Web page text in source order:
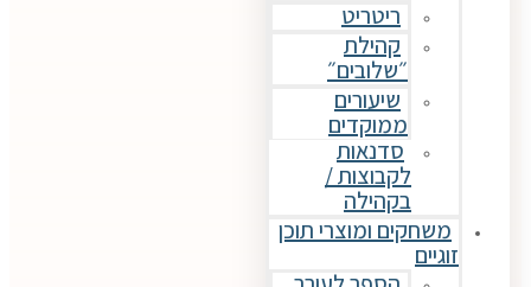
ריטריט
קהילת
״שלובים״
שיעורים
ממוקדים
סדנאות
לקבוצות /
בקהילה
משחקים ומוצרי תוכן
זוגיים